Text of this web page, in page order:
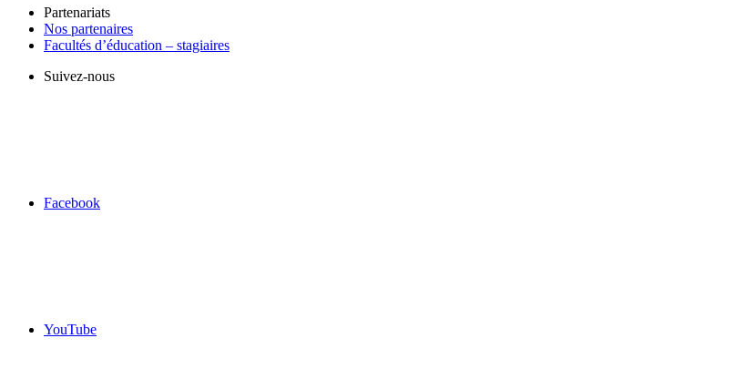
Partenariats
Nos partenaires
Facultés d’éducation – stagiaires
Suivez-nous
Facebook
YouTube